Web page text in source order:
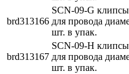
brd313166
SCN-09-G
для провода
шт. в упак.
brd313167
SCN-09-H
для провода
шт. в упак.